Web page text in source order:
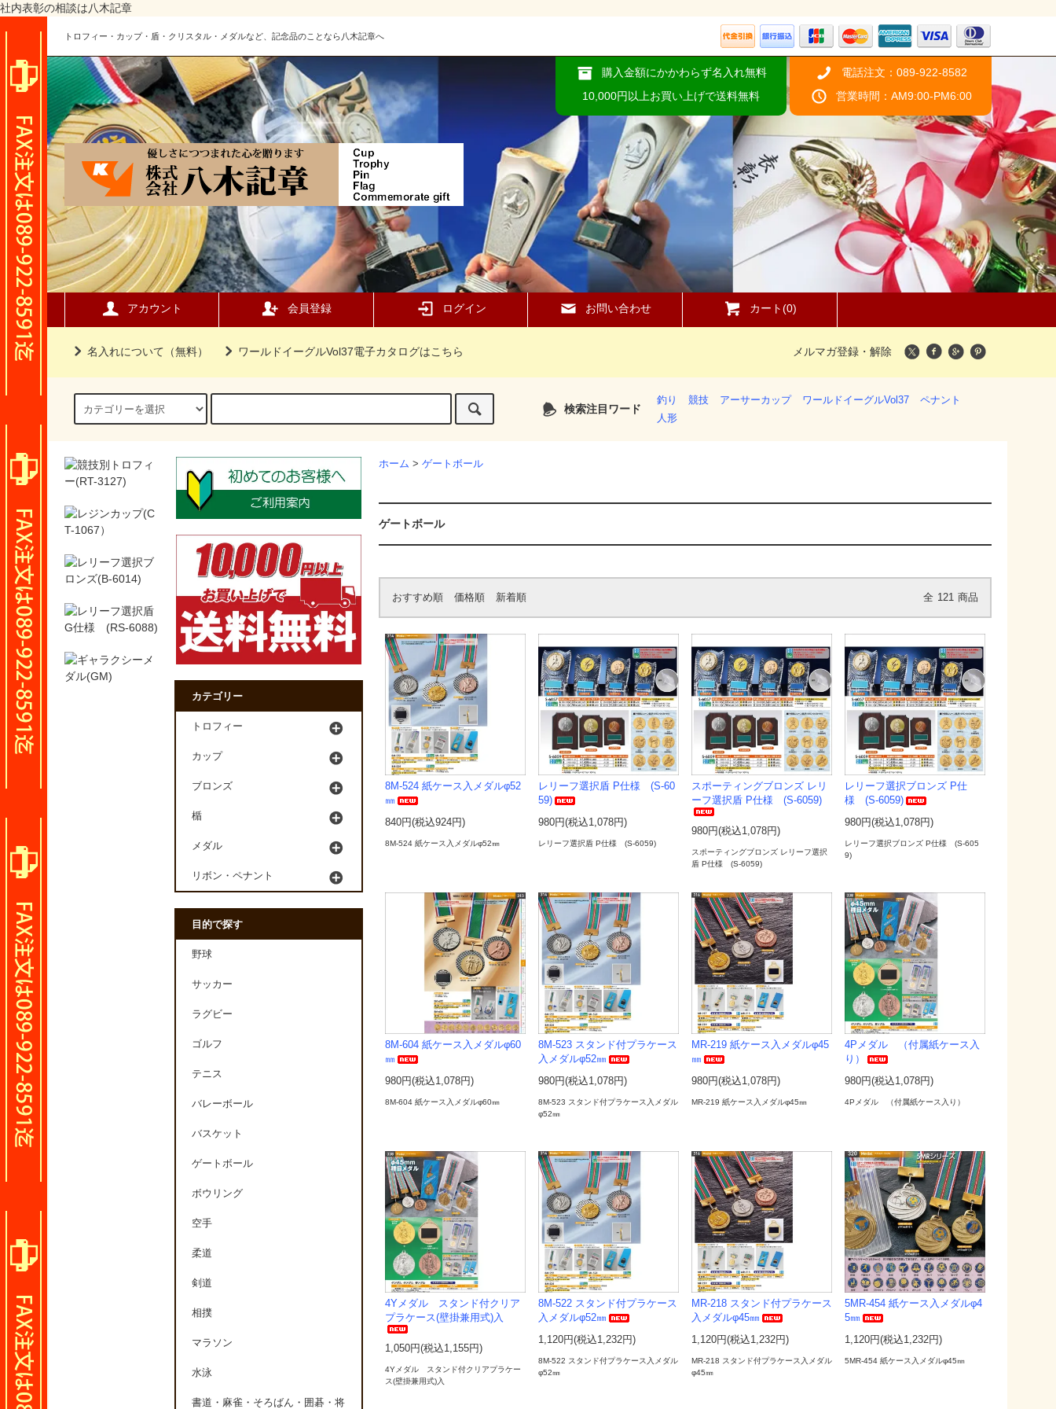
社内表彰の相談は八木記章
トロフィー・カップ・盾・クリスタル・メダルなど、記念品のことなら八木記章へ
購入金額にかかわらず名入れ無料
10,000円以上お買い上げで送料無料
電話注文：089-922-8582
営業時間：AM9:00-PM6:00
アカウント 会員登録 ログイン お問い合わせ カート(0)
名入れについて（無料） ワールドイーグルVol37電子カタログはこちら メルマガ登録・解除
検索注目ワード
釣り 競技 アーサーカップ ワールドイーグルVol37
ペナント
人形
ホーム > ゲートボール
ゲートボール
おすすめ順 価格順 新着順 全 121 商品
8M-524 紙ケース入メダルφ52
㎜
840円(税込924円)
8M-524 紙ケース入メダルφ52㎜
レリーフ選択盾 P仕様 (S-60
59)
980円(税込1,078円)
レリーフ選択盾 P仕様 (S-6059)
スポーティングブロンズ レリ
ーフ選択盾 P仕様 (S-6059)
980円(税込1,078円)
スポーティングブロンズ レリーフ選択
盾 P仕様 (S-6059)
レリーフ選択ブロンズ P仕
様 (S-6059)
980円(税込1,078円)
レリーフ選択ブロンズ P仕様 (S-605
9)
8M-604 紙ケース入メダルφ60
㎜
980円(税込1,078円)
8M-604 紙ケース入メダルφ60㎜
8M-523 スタンド付プラケース
入メダルφ52㎜
980円(税込1,078円)
8M-523 スタンド付プラケース入メダル
φ52㎜
MR-219 紙ケース入メダルφ45
㎜
980円(税込1,078円)
MR-219 紙ケース入メダルφ45㎜
4Pメダル （付属紙ケース入
り）
980円(税込1,078円)
4Pメダル （付属紙ケース入り）
4Yメダル スタンド付クリア
プラケース(壁掛兼用式)入
1,050円(税込1,155円)
4Yメダル スタンド付クリアプラケー
ス(壁掛兼用式)入
8M-522 スタンド付プラケース
入メダルφ52㎜
1,120円(税込1,232円)
8M-522 スタンド付プラケース入メダル
φ52㎜
MR-218 スタンド付プラケース
入メダルφ45㎜
1,120円(税込1,232円)
MR-218 スタンド付プラケース入メダル
φ45㎜
5MR-454 紙ケース入メダルφ4
5㎜
1,120円(税込1,232円)
5MR-454 紙ケース入メダルφ45㎜
カテゴリー
トロフィー
カップ
ブロンズ
楯
メダル
リボン・ペナント
目的で探す
野球
サッカー
ラグビー
ゴルフ
テニス
バレーボール
バスケット
ゲートボール
ボウリング
空手
柔道
剣道
相撲
マラソン
水泳
書道・麻雀・そろばん・囲碁・将